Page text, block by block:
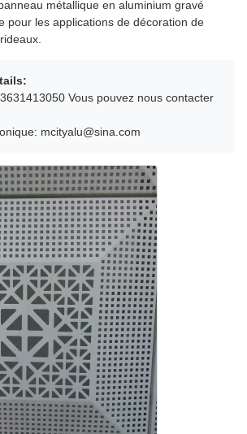
métallique en aluminium gravé
pour les applications de décoration de
Vous pouvez nous contacter
mcityalu@sina.com